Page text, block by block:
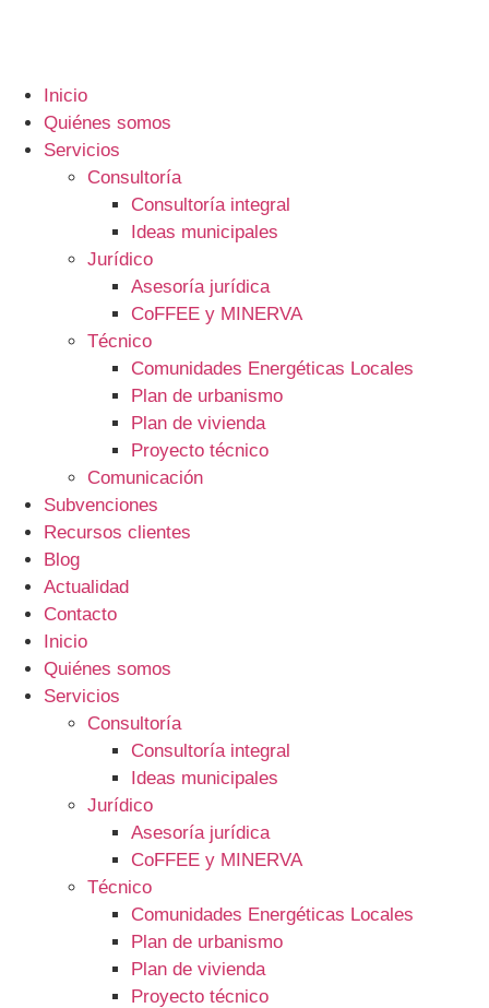
Inicio
Quiénes somos
Servicios
Consultoría
Consultoría integral
Ideas municipales
Jurídico
Asesoría jurídica
CoFFEE y MINERVA
Técnico
Comunidades Energéticas Locales
Plan de urbanismo
Plan de vivienda
Proyecto técnico
Comunicación
Subvenciones
Recursos clientes
Blog
Actualidad
Contacto
Inicio
Quiénes somos
Servicios
Consultoría
Consultoría integral
Ideas municipales
Jurídico
Asesoría jurídica
CoFFEE y MINERVA
Técnico
Comunidades Energéticas Locales
Plan de urbanismo
Plan de vivienda
Proyecto técnico